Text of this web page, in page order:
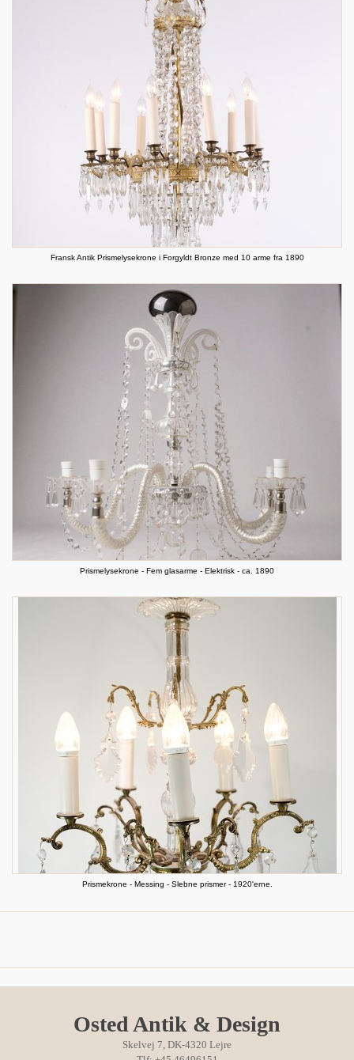
Fransk Antik Prismelysekrone i Forgyldt Bronze med 10 arme fra 1890
Prismelysekrone - Fem glasarme - Elektrisk - ca. 1890
Prismekrone - Messing - Slebne prismer - 1920'erne.
Osted Antik & Design
Skelvej 7, DK-4320 Lejre